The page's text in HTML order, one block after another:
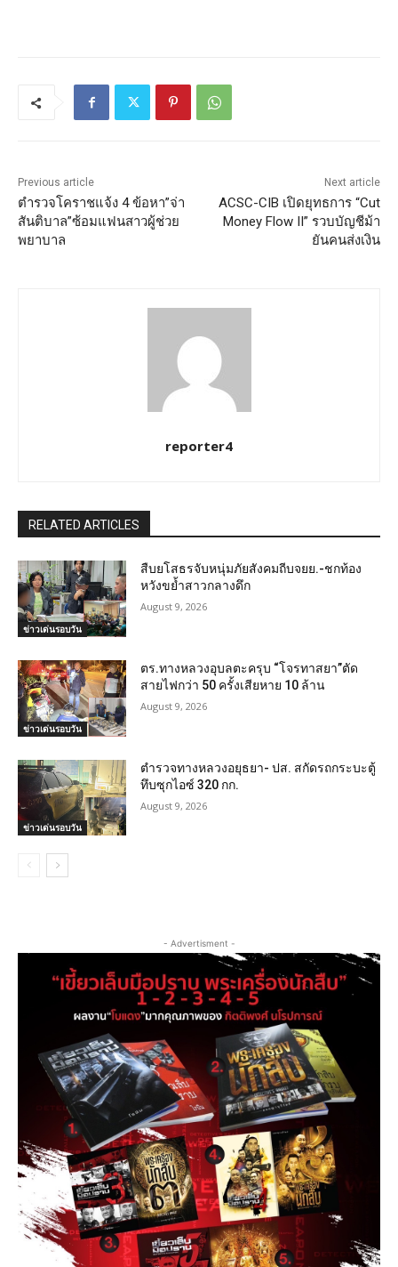
Previous article
ตำรวจโคราชแจ้ง 4 ข้อหา”จ่า
สันติบาล”ซ้อมแฟนสาวผู้ช่วย
พยาบาล
Next article
ACSC-CIB เปิดยุทธการ “Cut
Money Flow II” รวบบัญชีม้า
ยันคนส่งเงิน
reporter4
RELATED ARTICLES
ข่าวเด่นรอบวัน
สืบยโสธรจับหนุ่มภัยสังคมถีบจยย.-ชกท้อง
หวังขย้ำสาวกลางดึก
August 9, 2026
ข่าวเด่นรอบวัน
ตร.ทางหลวงอุบลตะครุบ “โจรทาสยา”ตัด
สายไฟกว่า 50 ครั้งเสียหาย 10 ล้าน
August 9, 2026
ข่าวเด่นรอบวัน
ตำรวจทางหลวงอยุธยา- ปส. สกัดรถกระบะตู้
ทึบซุกไอซ์ 320 กก.
August 9, 2026
- Advertisment -